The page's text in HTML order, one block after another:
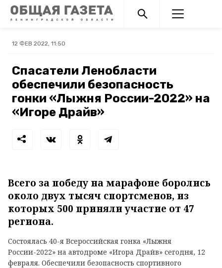
12 ФЕВ 2022, 11:50
Спасатели Ленобласти
обеспечили безопасность
гонки «Лыжня России-2022» на
«Игоре Драйв»
Всего за победу на марафоне боролись
около двух тысяч спортсменов, из
которых 500 приняли участие от 47
региона.
Состоялась 40-я Всероссийская гонка «Лыжня
России-2022» на автодроме «Игора Драйв» сегодня, 12
февраля. Обеспечили безопасность спортивного